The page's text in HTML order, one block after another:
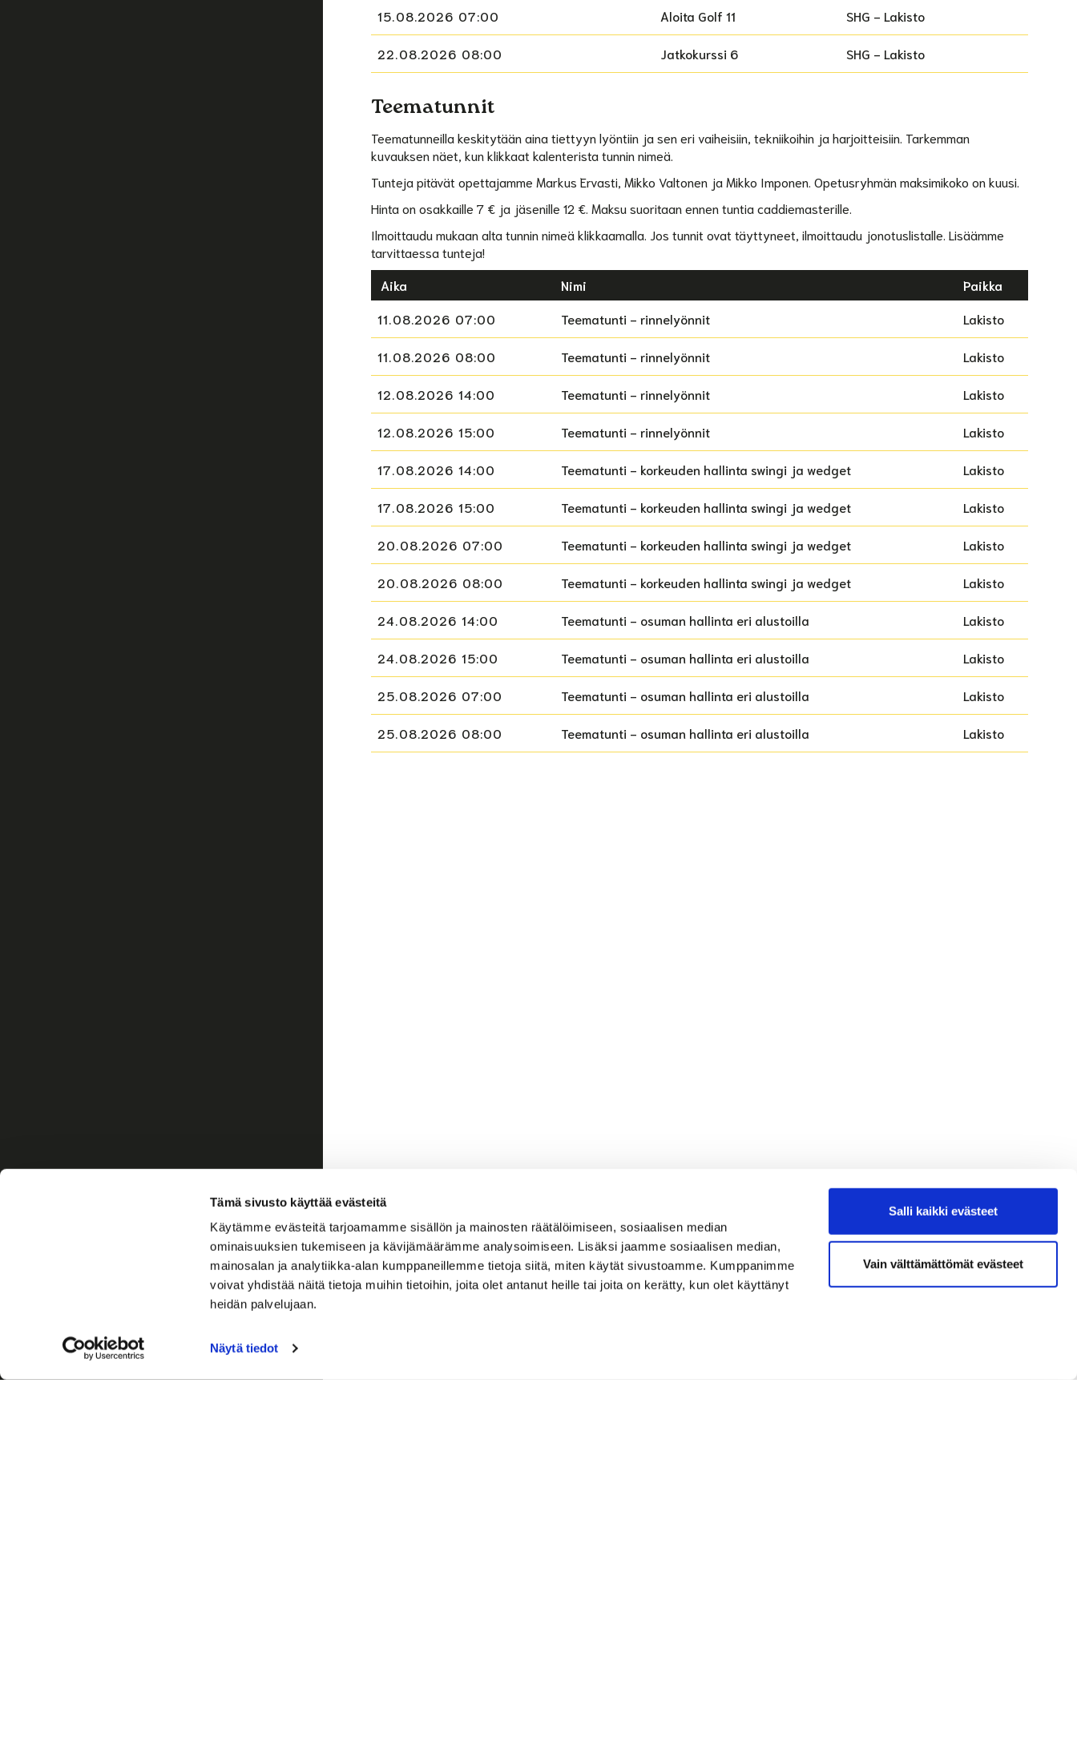
Tämä sivusto käyttää evästeitä
Käytämme evästeitä tarjoamamme sisällön ja mainosten räätälöimiseen, sosiaalisen median
ominaisuuksien tukemiseen ja kävijämäärämme analysoimiseen. Lisäksi jaamme sosiaalisen median,
mainosalan ja analytiikka-alan kumppaneillemme tietoja siitä, miten käytät sivustoamme. Kumppanimme
voivat yhdistää näitä tietoja muihin tietoihin, joita olet antanut heille tai joita on kerätty, kun olet käyttänyt
heidän palvelujaan.
Näytä tiedot
Salli kaikki evästeet
Vain välttämättömät evästeet
15.08.2026 07:00
Aloita Golf 11 SHG - Lakisto
22.08.2026 08:00 Jatkokurssi 6 SHG - Lakisto
Teematunnit
Teematunneilla keskitytään aina tiettyyn lyöntiin ja sen eri vaiheisiin, tekniikoihin ja harjoitteisiin. Tarkemman
kuvauksen näet, kun klikkaat kalenterista tunnin nimeä.
Tunteja pitävät opettajamme Markus Ervasti, Mikko Valtonen ja Mikko Imponen. Opetusryhmän maksimikoko on kuusi.
Hinta on osakkaille 7 € ja jäsenille 12 €. Maksu suoritaan ennen tuntia caddiemasterille.
Ilmoittaudu mukaan alta tunnin nimeä klikkaamalla. Jos tunnit ovat täyttyneet, ilmoittaudu jonotuslistalle. Lisäämme
tarvittaessa tunteja!
Aika
Nimi
Paikka
11.08.2026 07:00
Teematunti - rinnelyönnit Lakisto
11.08.2026 08:00 Teematunti - rinnelyönnit Lakisto
12.08.2026 14:00 Teematunti - rinnelyönnit Lakisto
12.08.2026 15:00 Teematunti - rinnelyönnit Lakisto
17.08.2026 14:00 Teematunti - korkeuden hallinta swingi ja wedget Lakisto
17.08.2026 15:00 Teematunti - korkeuden hallinta swingi ja wedget Lakisto
20.08.2026 07:00 Teematunti - korkeuden hallinta swingi ja wedget Lakisto
20.08.2026 08:00 Teematunti - korkeuden hallinta swingi ja wedget Lakisto
24.08.2026 14:00 Teematunti - osuman hallinta eri alustoilla Lakisto
24.08.2026 15:00 Teematunti - osuman hallinta eri alustoilla Lakisto
25.08.2026 07:00 Teematunti - osuman hallinta eri alustoilla Lakisto
25.08.2026 08:00 Teematunti - osuman hallinta eri alustoilla Lakisto